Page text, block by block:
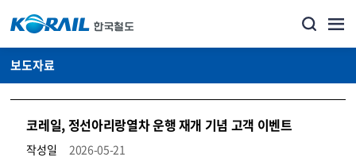
보도자료
코레일, 정선아리랑열차 운행 재개 기념 고객 이벤트
작성일
2026-05-21